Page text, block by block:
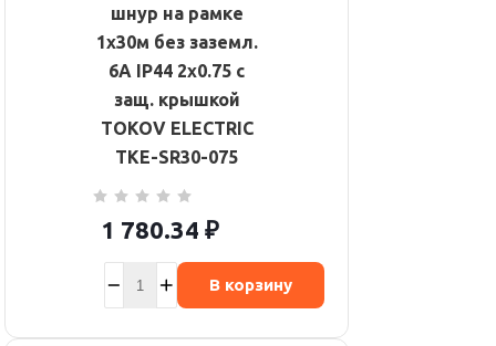
шнур на рамке
1х30м без заземл.
6А IP44 2х0.75 с
защ. крышкой
TOKOV ELECTRIC
TKE-SR30-075
1 780.34 ₽
В корзину